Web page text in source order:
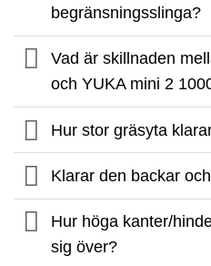
begränsningsslinga?
Vad är skillnaden
och YUKA mini 2
Hur stor gräsyta
Klarar den backar
Hur höga kanter/
sig över?